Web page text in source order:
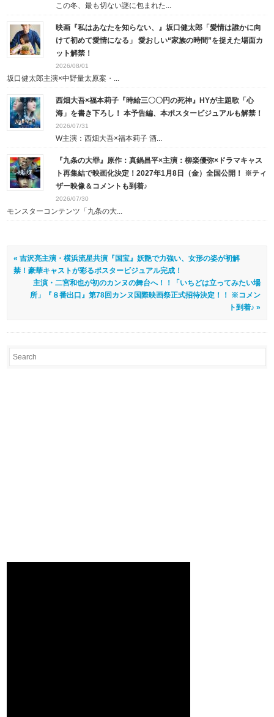
この冬、最も切ない謎に包まれた...
映画『私はあなたを知らない、』坂口健太郎「愛情は誰かに向
けて初めて愛情になる」 愛おしい“家族の時間”を捉えた場面カ
ット解禁！
2026/08/01
坂口健太郎主演×中野量太原案・...
西畑大吾×福本莉子『時給三〇〇円の死神』HYが主題歌「心
海」を書き下ろし！ 本予告編、本ポスタービジュアルも解禁！
2026/07/31
W主演：西畑大吾×福本莉子 酒...
『九条の大罪』原作：真鍋昌平×主演：柳楽優弥×ドラマキャス
ト再集結で映画化決定！2027年1月8日（金）全国公開！ ※ティ
ザー映像＆コメントも到着♪
2026/07/30
モンスターコンテンツ「九条の大...
« 吉沢亮主演・横浜流星共演『国宝』妖艶で力強い、女形の姿が初解
禁！豪華キャストが彩るポスタービジュアル完成！
主演・二宮和也が初のカンヌの舞台へ！！「いちどは立ってみたい場
所」『８番出口』第78回カンヌ国際映画祭正式招待決定！！ ※コメン
ト到着♪ »